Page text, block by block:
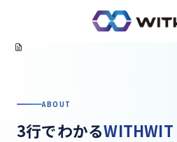
Home
ABOUT
3行でわかるWITHWIT